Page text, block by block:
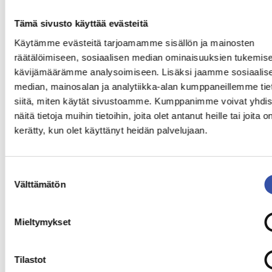
Tämä sivusto käyttää evästeitä
Käytämme evästeitä tarjoamamme sisällön ja mainosten
räätälöimiseen, sosiaalisen median ominaisuuksien
kävijämäärämme analysoimiseen. Lisäksi jaamme
median, mainosalan ja analytiikka-alan kumppaneillemme
siitä, miten käytät sivustoamme. Kumppanimme voivat
näitä tietoja muihin tietoihin, joita olet antanut heille tai joita
kerätty, kun olet käyttänyt heidän palvelujaan.
valinta
Välttämätön
Mieltymykset
Tilastot